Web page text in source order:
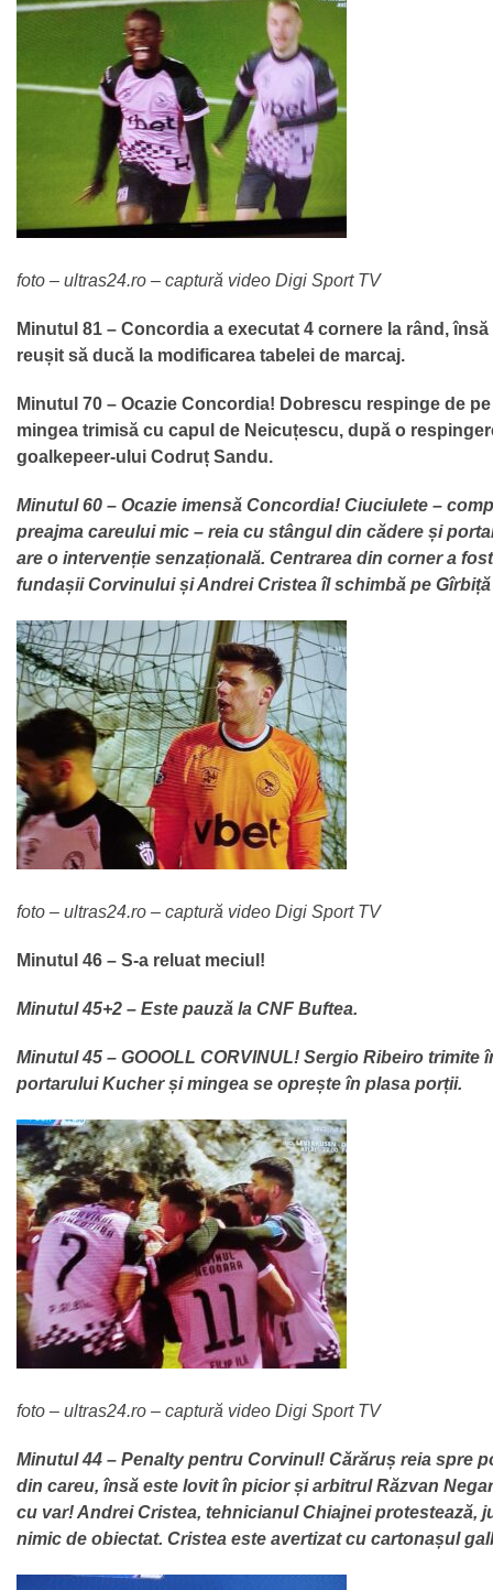
foto – ultras24.ro – captură video Digi Sport TV
Minutul 81 – Concordia a executat 4 cornere la rând,
reușit să ducă la modificarea tabelei de marcaj.
Minutul 70 – Ocazie Concordia! Dobrescu respinge de
mingea trimisă cu capul de Neicuțescu, după o
goalkepeer-ului Codruț Sandu.
Minutul 60 – Ocazie imensă Concordia! Ciuciulete –
preajma careului mic – reia cu stângul din cădere și
are o intervenție senzațională. Centrarea din corner a
fundașii Corvinului și Andrei Cristea îl schimbă pe
foto – ultras24.ro – captură video Digi Sport TV
Minutul 46 – S-a reluat meciul!
Minutul 45+2 – Este pauză la CNF Buftea.
Minutul 45 – GOOOLL CORVINUL! Sergio Ribeiro trimite
portarului Kucher și mingea se oprește în plasa porții.
foto – ultras24.ro – captură video Digi Sport TV
Minutul 44 – Penalty pentru Corvinul! Cărăruș reia spre
din careu, însă este lovit în picior și arbitrul Răzvan
cu var! Andrei Cristea, tehnicianul Chiajnei protestează,
nimic de obiectat. Cristea este avertizat cu cartonașul